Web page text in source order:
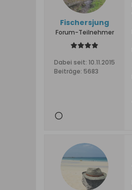
Fischersjung
Forum-Teilnehmer
Dabei seit: 10.11.2015
Beiträge: 5683